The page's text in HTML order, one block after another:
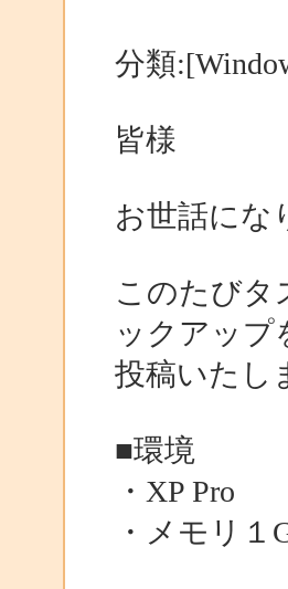
分類
皆様
お世話にな
このたびタ
ックアップ
投稿いたし
■環境
・XP Pro
・メモリ１